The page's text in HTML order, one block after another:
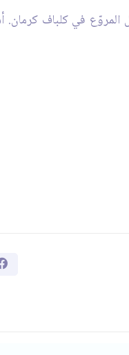
المروّع في كلباف